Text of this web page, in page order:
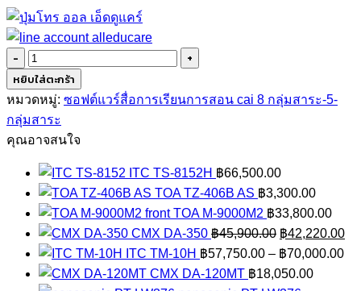
จำนวน
ชุด
โปรแกรม
สื่อ
การ
รู้
การ
คิด
วิเคราะห์
ชิ้น
หยิบใส่ตะกร้า
หมวดหมู่: ซอฟต์แวร์สื่อการเรียนการสอน cai 8 กลุ่มสาระ-5-
กลุ่มสาระ
คุณอาจสนใจ
ITC TS-8152H ฿66,500.00
TOA TZ-406B AS ฿3,300.00
TOA M-9000M2 ฿33,800.00
CMX DA-350 ฿45,900.00 Original
price
was:
฿42,220.00
ITC TM-10H ฿57,750.00 – ฿70,000.00
CMX DA-120MT ฿18,050.00